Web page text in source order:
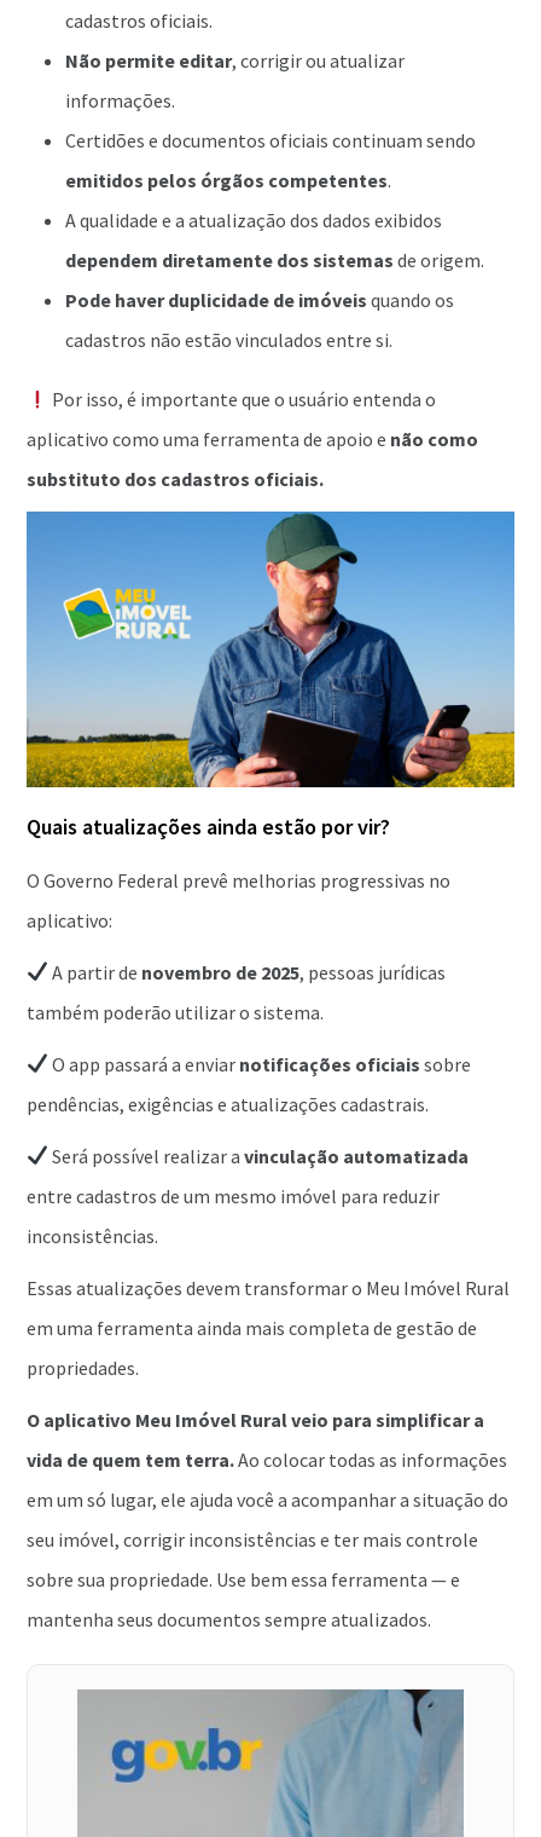
cadastros oficiais.
Não permite editar, corrigir ou atualizar
informações.
Certidões e documentos oficiais continuam sendo
emitidos pelos órgãos competentes.
A qualidade e a atualização dos dados exibidos
dependem diretamente dos sistemas de origem.
Pode haver duplicidade de imóveis quando os
cadastros não estão vinculados entre si.
Por isso, é importante que o usuário entenda o
aplicativo como uma ferramenta de apoio e não como
substituto dos cadastros oficiais.
Quais atualizações ainda estão por vir?
O Governo Federal prevê melhorias progressivas no
aplicativo:
A partir de novembro de 2025, pessoas jurídicas
também poderão utilizar o sistema.
O app passará a enviar notificações oficiais sobre
pendências, exigências e atualizações cadastrais.
Será possível realizar avinculação automatizada
entre cadastros de um mesmo imóvel para reduzir
inconsistências.
Essas atualizações devem transformar o Meu Imóvel Rural
em uma ferramenta ainda mais completa de gestão de
propriedades.
O aplicativo Meu Imóvel Rural veio para simplificar a
vida de quem tem terra.Ao colocar todas as informações
em um só lugar, ele ajuda você a acompanhar a situação do
seu imóvel, corrigir inconsistências e ter mais controle
sobre sua propriedade. Use bem essa ferramenta — e
mantenha seus documentos sempre atualizados.